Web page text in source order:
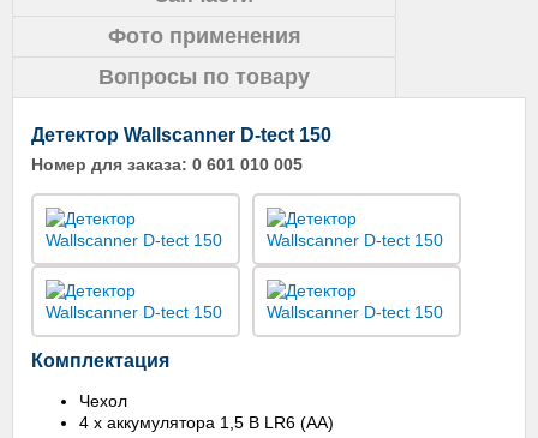
Фото применения
Вопросы по товару
Детектор Wallscanner D-tect 150
Номер для заказа: 0 601 010 005
Комплектация
Чехол
4 x аккумулятора 1,5 В LR6 (AA)